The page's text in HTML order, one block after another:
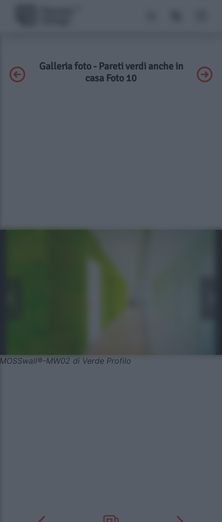
Galleria foto - Pareti verdi anche in
casa Foto 10
MOSSwall®-MW02 di Verde Profilo